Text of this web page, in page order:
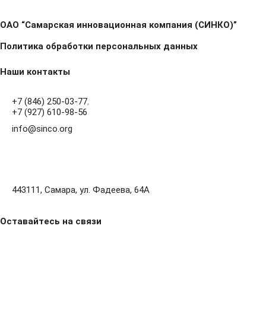
ОАО “Самарская инновационная компания (СИНКО)”
Политика обработки персональных данных
Наши контакты
+7 (846) 250-03-77,
+7 (927) 610-98-56
info@sinco.org
443111, Самара, ул. Фадеева, 64А
Оставайтесь на связи